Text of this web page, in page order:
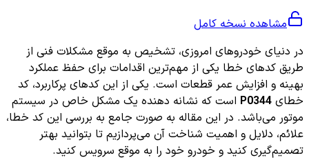
مشاهده نسخه کامل
در دنیای خودروهای امروزی، تشخیص به موقع مشکلات فنی از
طریق کدهای خطا یکی از مهم‌ترین اقدامات برای حفظ عملکرد
بهینه و افزایش عمر قطعات است. یکی از این کدهای پرکاربرد، کد
خطای P0344 است که نشانه‌ دهنده یک مشکل خاص در سیستم
موتور می‌باشد. در این مقاله به صورت جامع به بررسی این کد خطا،
علائم، دلایل و اهمیت شناخت آن می‌پردازیم تا بتوانید بهتر
تصمیم‌گیری کنید و خودرو خود را به موقع سرویس کنید.